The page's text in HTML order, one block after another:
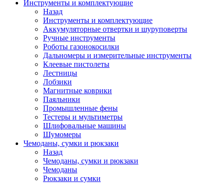
Инструменты и комплектующие
Назад
Инструменты и комплектующие
Аккумуляторные отвертки и шуруповерты
Ручные инструменты
Роботы газонокосилки
Дальномеры и измерительные инструменты
Клеевые пистолеты
Лестницы
Лобзики
Магнитные коврики
Паяльники
Промышленные фены
Тестеры и мультиметры
Шлифовальные машины
Шумомеры
Чемоданы, сумки и рюкзаки
Назад
Чемоданы, сумки и рюкзаки
Чемоданы
Рюкзаки и сумки